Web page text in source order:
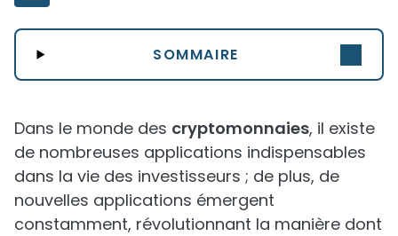
SOMMAIRE
Dans le monde des cryptomonnaies, il existe
de nombreuses applications indispensables
dans la vie des investisseurs ; de plus, de
nouvelles applications émergent
constamment, révolutionnant la manière dont